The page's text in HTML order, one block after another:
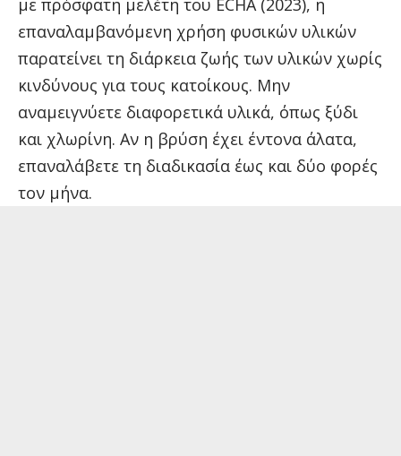
επαναλαμβανόμενη χρήση φυσικών υλικών
παρατείνει τη διάρκεια ζωής των υλικών χωρίς
κινδύνους για τους κατοίκους. Μην
αναμειγνύετε διαφορετικά υλικά, όπως ξύδι
και χλωρίνη. Αν η βρύση έχει έντονα άλατα,
επαναλάβετε τη διαδικασία έως και δύο φορές
τον μήνα.